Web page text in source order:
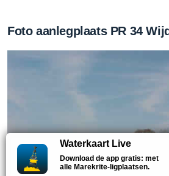
Foto aanlegplaats PR 34
Waterkaart Live
Download de app gratis: met
alle Marekrite-ligplaatsen.